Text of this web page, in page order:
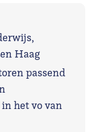
Haag
passend
het vo van